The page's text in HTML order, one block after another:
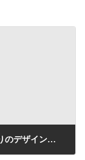
加賀友禅コンテスト開催！皆様のお気に入りのデザインを教えてください！